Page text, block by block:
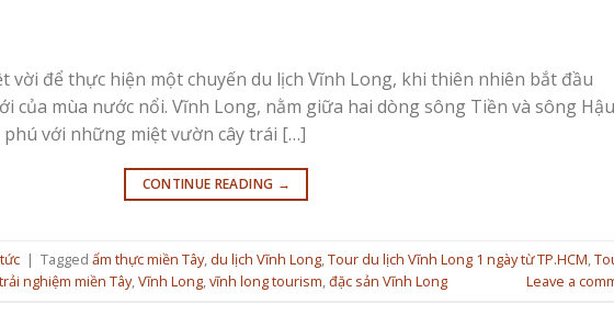
vời để thực hiện một chuyến du lịch Vĩnh Long, khi thiên nhiên bắt đầu
của mùa nước nổi. Vĩnh Long, nằm giữa hai dòng sông Tiền và sông
với những miệt vườn cây trái […]
CONTINUE READING →
| Tagged ẩm thực miền Tây, du lịch Vĩnh Long,Tour du lịch Vĩnh Long 1 ngày từ TP.HCM,
trải nghiệm miền Tây,Vĩnh Long,vĩnh long tourism,đặc sản Vĩnh Long Leave a